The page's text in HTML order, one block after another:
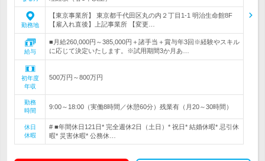
勤務地
【東京事業所】 東京都千代田区丸の内２丁目1-1 明治生命館8F
【雇入れ直後】上記事業所 【変更…
給与
■月給260,000円～385,000円＋諸手当＋賞与年3回※経験やスキル
に応じて決定いたします。※試用期間3か月あ…
初年度
年収
500万円～800万円
勤務
時間
9:00～18:00（実働8時間／休憩60分）残業有（月20～30時間）
休日
休暇
# ■年間休日121日* 完全週休2日（土日）* 祝日* 結婚休暇* 忌引休
暇* 災害休暇* 公務休…